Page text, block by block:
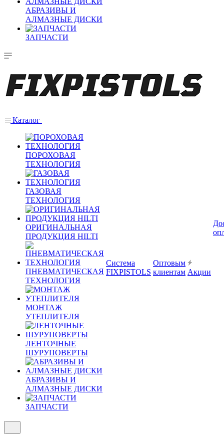
АБРАЗИВЫ И
АЛМАЗНЫЕ ДИСКИ
ЗАПЧАСТИ
Каталог
ПОРОХОВАЯ
ТЕХНОЛОГИЯ
ГАЗОВАЯ
ТЕХНОЛОГИЯ
ОРИГИНАЛЬНАЯ
ПРОДУКЦИЯ HILTI
ПНЕВМАТИЧЕСКАЯ
ТЕХНОЛОГИЯ
МОНТАЖ
УТЕПЛИТЕЛЯ
ЛЕНТОЧНЫЕ
ШУРУПОВЕРТЫ
АБРАЗИВЫ И
АЛМАЗНЫЕ ДИСКИ
ЗАПЧАСТИ
Система
FIXPISTOLS
Оптовым
клиентам Акции